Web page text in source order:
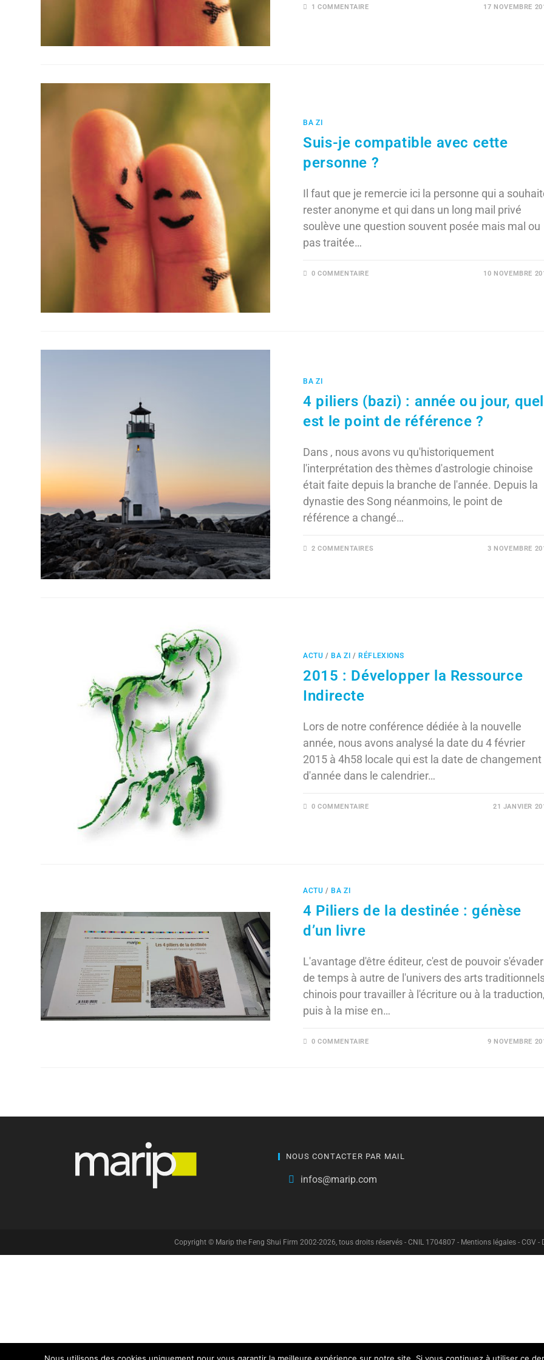
1 COMMENTAIRE 17 NOVEMBRE
BA ZI
Suis-je compatible avec cette
personne ?
Il faut que je remercie ici la personne qui a
rester anonyme et qui dans un long mail privé
soulève une question souvent posée mais mal ou
pas traitée…
0 COMMENTAIRE 10 NOVEMBRE
BA ZI
4 piliers (bazi) : année ou jour, quel
est le point de référence ?
Dans , nous avons vu qu'historiquement
l'interprétation des thèmes d'astrologie chinoise
était faite depuis la branche de l'année. Depuis la
dynastie des Song néanmoins, le point de
référence a changé…
2 COMMENTAIRES 3 NOVEMBRE
ACTU / BA ZI / RÉFLEXIONS
2015 : Développer la Ressource
Indirecte
Lors de notre conférence dédiée à la nouvelle
année, nous avons analysé la date du 4 février
2015 à 4h58 locale qui est la date de changement
d'année dans le calendrier…
0 COMMENTAIRE 21 JANVIER
ACTU / BA ZI
4 Piliers de la destinée : génèse
d’un livre
L'avantage d'être éditeur, c'est de pouvoir s'évader
de temps à autre de l'univers des arts
chinois pour travailler à l'écriture ou à la traduction,
puis à la mise en…
0 COMMENTAIRE 9 NOVEMBRE
NOUS CONTACTER PAR MAIL
infos@marip.com
Copyright © Marip the Feng Shui Firm 2002-2026, tous droits réservés - CNIL 1704807 - Mentions légales - CGV -